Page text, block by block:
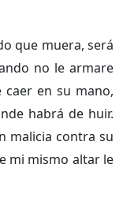
que muera, será
no le armare
caer en su mano,
habrá de huir.
malicia contra su
mi mismo altar le